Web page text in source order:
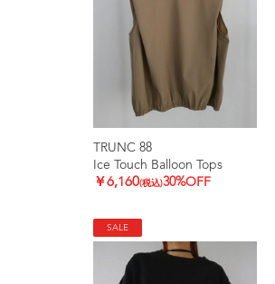
TRUNC 88
Ice Touch Balloon Tops
￥6,160(税込)30%OFF
SALE